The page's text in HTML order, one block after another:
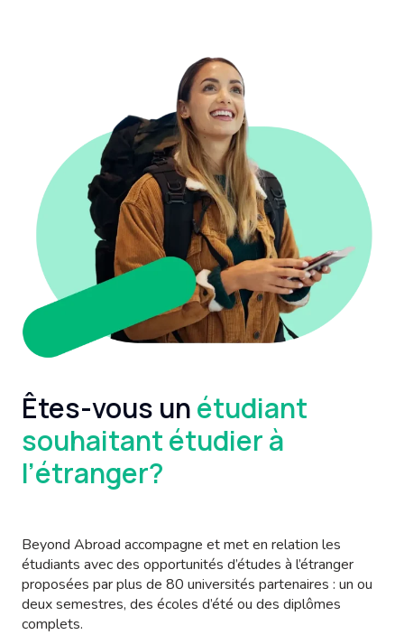
Êtes-vous unétudiant
souhaitant étudier à
l’étranger?
Beyond Abroad accompagne et met en relation les
étudiants avec des opportunités d’études à l’étranger
proposées par plus de 80 universités partenaires : un ou
deux semestres, des écoles d’été ou des diplômes
complets.